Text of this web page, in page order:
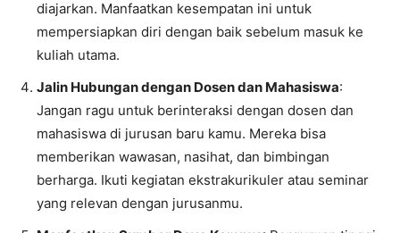
diajarkan. Manfaatkan kesempatan ini untuk
mempersiapkan diri dengan baik sebelum masuk ke
kuliah utama.
Jalin Hubungan dengan Dosen dan Mahasiswa:
Jangan ragu untuk berinteraksi dengan dosen dan
mahasiswa di jurusan baru kamu. Mereka bisa
memberikan wawasan, nasihat, dan bimbingan
berharga. Ikuti kegiatan ekstrakurikuler atau seminar
yang relevan dengan jurusanmu.